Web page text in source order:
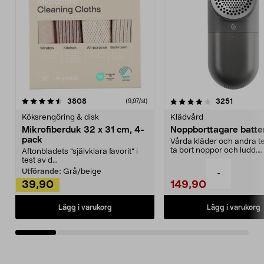
-
3808recensioner (9,97/st)
Köksrengöring & disk
Mikrofiberduk 32 x 31 cm, 4-
pack
Aftonbladets "självklara favorit” i
test av d...
Utförande: Grå/beige
39,90
Lägg i varukorg
4.0av 5 stjärnor 3251
Klädvård
Noppborttagare
Vårda kläder och andra
ta bort noppor och ludd.
149,90
Lägg i varukorg
4.5av 5 stjärnor